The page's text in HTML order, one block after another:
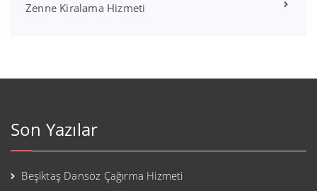
Zenne Kiralama Hizmeti
Son Yazılar
Beşiktaş Dansöz Çağırma Hizmeti